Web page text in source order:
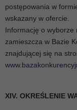
postępowania w
wskazany w ofercie.
Informację o wyborze
zamieszcza w Bazie
znajdującej się na
XIV. OKREŚLENIE